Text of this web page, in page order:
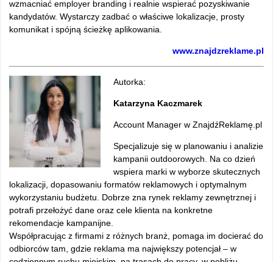
wzmacniać employer branding i realnie wspierać pozyskiwanie
kandydatów. Wystarczy zadbać o właściwe lokalizacje, prosty
komunikat i spójną ścieżkę aplikowania.
www.znajdzreklame.pl
Autorka:
Katarzyna Kaczmarek
Account Manager w ZnajdźReklamę.pl
Specjalizuje się w planowaniu i analizie
kampanii outdoorowych. Na co dzień
wspiera marki w wyborze skutecznych
lokalizacji, dopasowaniu formatów reklamowych i optymalnym
wykorzystaniu budżetu. Dobrze zna rynek reklamy zewnętrznej i
potrafi przełożyć dane oraz cele klienta na konkretne
rekomendacje kampanijne.
Współpracując z firmami z różnych branż, pomaga im docierać do
odbiorców tam, gdzie reklama ma największy potencjał – w